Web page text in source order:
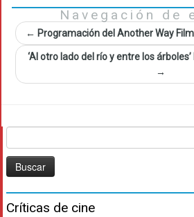
Navegación de
← Programación del Another Way
‘Al otro lado del río y entre los
→
Críticas de cine